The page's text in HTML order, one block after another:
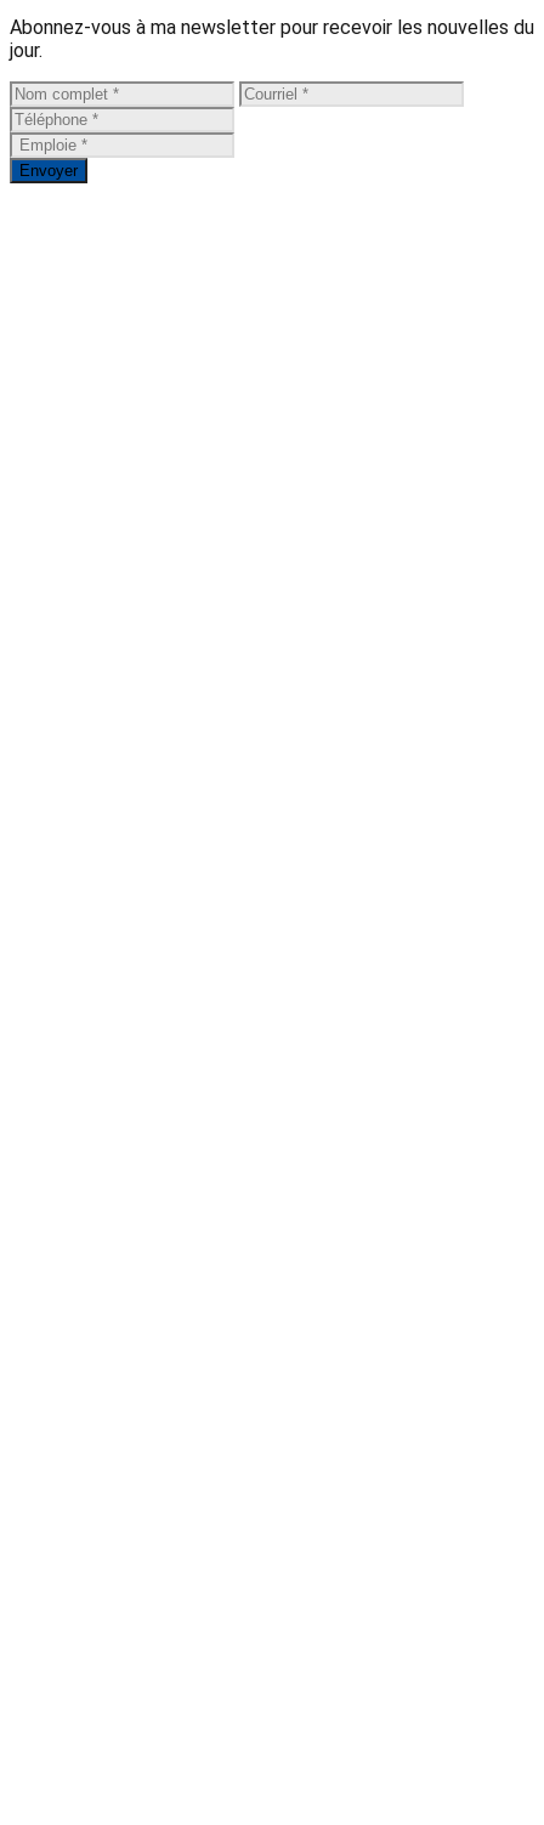
Abonnez-vous à ma newsletter pour recevoir les nouvelles du
jour.
Envoyer